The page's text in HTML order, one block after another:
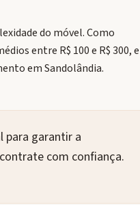
do móvel. Como
entre R$ 100 e R$ 300, e
em Sandolândia.
para garantir a
com confiança.